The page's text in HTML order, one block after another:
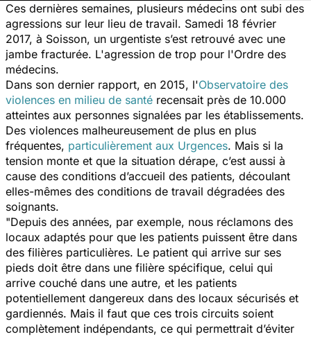
Ces dernières semaines, plusieurs médecins ont subi des
agressions sur leur lieu de travail. Samedi 18 février
2017, à Soisson, un urgentiste s’est retrouvé avec une
jambe fracturée. L'agression de trop pour l'Ordre des
médecins.
Dans son dernier rapport, en 2015, l'Observatoire des
violences en milieu de santé recensait près de 10.000
atteintes aux personnes signalées par les établissements.
Des violences malheureusement de plus en plus
fréquentes, particulièrement aux Urgences. Mais si la
tension monte et que la situation dérape, c’est aussi à
cause des conditions d’accueil des patients, découlant
elles-mêmes des conditions de travail dégradées des
soignants.
"Depuis des années, par exemple, nous réclamons des
locaux adaptés pour que les patients puissent être dans
des filières particulières. Le patient qui arrive sur ses
pieds doit être dans une filière spécifique, celui qui
arrive couché dans une autre, et les patients
potentiellement dangereux dans des locaux sécurisés et
gardiennés. Mais il faut que ces trois circuits soient
complètement indépendants, ce qui permettrait d’éviter